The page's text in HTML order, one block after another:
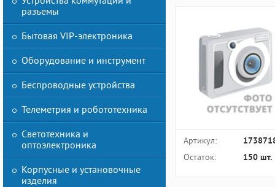
разъемы
Бытовая VIP-электроника
Оборудование и инструмент
Беспроводные устройства
Телеметрия и робототехника
Светотехника и
оптоэлектроника
Корпусные и установочные
изделия
Артикул:
Остаток: 150 шт.